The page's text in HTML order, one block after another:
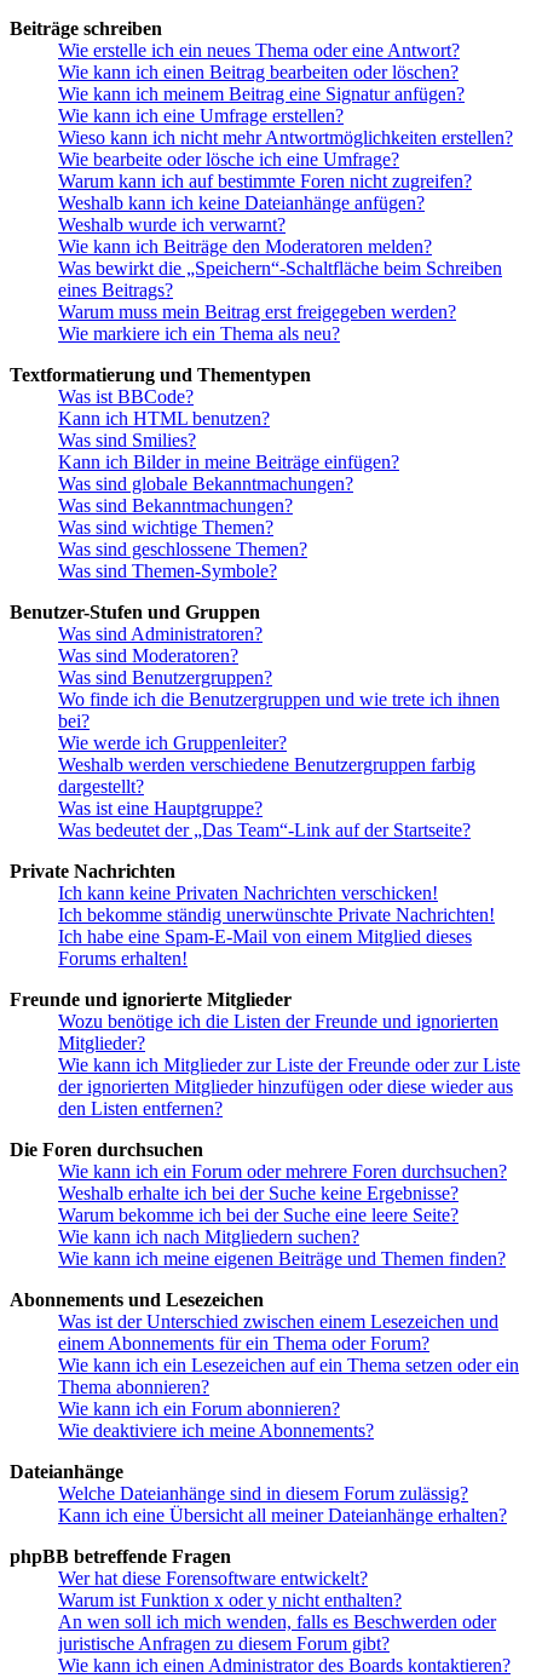
Beiträge schreiben
Wie erstelle ich ein neues Thema oder eine Antwort?
Wie kann ich einen Beitrag bearbeiten oder löschen?
Wie kann ich meinem Beitrag eine Signatur anfügen?
Wie kann ich eine Umfrage erstellen?
Wieso kann ich nicht mehr Antwortmöglichkeiten erstellen?
Wie bearbeite oder lösche ich eine Umfrage?
Warum kann ich auf bestimmte Foren nicht zugreifen?
Weshalb kann ich keine Dateianhänge anfügen?
Weshalb wurde ich verwarnt?
Wie kann ich Beiträge den Moderatoren melden?
Was bewirkt die „Speichern“-Schaltfläche beim Schreiben
eines Beitrags?
Warum muss mein Beitrag erst freigegeben werden?
Wie markiere ich ein Thema als neu?
Textformatierung und Thementypen
Was ist BBCode?
Kann ich HTML benutzen?
Was sind Smilies?
Kann ich Bilder in meine Beiträge einfügen?
Was sind globale Bekanntmachungen?
Was sind Bekanntmachungen?
Was sind wichtige Themen?
Was sind geschlossene Themen?
Was sind Themen-Symbole?
Benutzer-Stufen und Gruppen
Was sind Administratoren?
Was sind Moderatoren?
Was sind Benutzergruppen?
Wo finde ich die Benutzergruppen und wie trete ich ihnen
bei?
Wie werde ich Gruppenleiter?
Weshalb werden verschiedene Benutzergruppen farbig
dargestellt?
Was ist eine Hauptgruppe?
Was bedeutet der „Das Team“-Link auf der Startseite?
Private Nachrichten
Ich kann keine Privaten Nachrichten verschicken!
Ich bekomme ständig unerwünschte Private Nachrichten!
Ich habe eine Spam-E-Mail von einem Mitglied dieses
Forums erhalten!
Freunde und ignorierte Mitglieder
Wozu benötige ich die Listen der Freunde und ignorierten
Mitglieder?
Wie kann ich Mitglieder zur Liste der Freunde oder zur Liste
der ignorierten Mitglieder hinzufügen oder diese wieder aus
den Listen entfernen?
Die Foren durchsuchen
Wie kann ich ein Forum oder mehrere Foren durchsuchen?
Weshalb erhalte ich bei der Suche keine Ergebnisse?
Warum bekomme ich bei der Suche eine leere Seite?
Wie kann ich nach Mitgliedern suchen?
Wie kann ich meine eigenen Beiträge und Themen finden?
Abonnements und Lesezeichen
Was ist der Unterschied zwischen einem Lesezeichen und
einem Abonnements für ein Thema oder Forum?
Wie kann ich ein Lesezeichen auf ein Thema setzen oder ein
Thema abonnieren?
Wie kann ich ein Forum abonnieren?
Wie deaktiviere ich meine Abonnements?
Dateianhänge
Welche Dateianhänge sind in diesem Forum zulässig?
Kann ich eine Übersicht all meiner Dateianhänge erhalten?
phpBB betreffende Fragen
Wer hat diese Forensoftware entwickelt?
Warum ist Funktion x oder y nicht enthalten?
An wen soll ich mich wenden, falls es Beschwerden oder
juristische Anfragen zu diesem Forum gibt?
Wie kann ich einen Administrator des Boards kontaktieren?